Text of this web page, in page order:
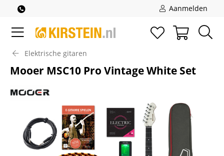
Aanmelden
Elektrische gitaren
Mooer MSC10 Pro Vintage White Set